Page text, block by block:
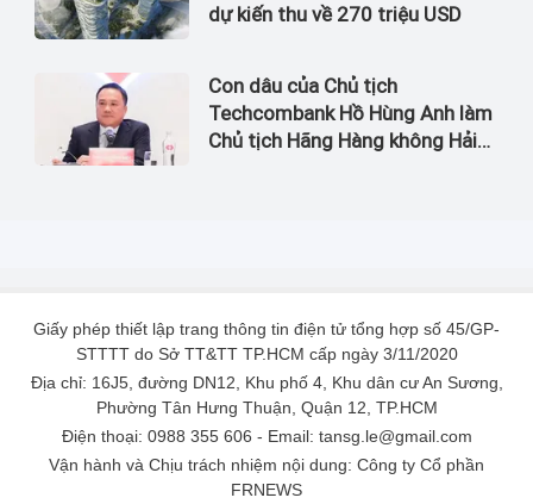
dự kiến thu về 270 triệu USD
Con dâu của Chủ tịch
Techcombank Hồ Hùng Anh làm
Chủ tịch Hãng Hàng không Hải
Giấy phép thiết lập trang thông tin điện tử tổng hợp số 45/GP-
STTTT do Sở TT&TT TP.HCM cấp ngày 3/11/2020
Địa chỉ: 16J5, đường DN12, Khu phố 4, Khu dân cư An Sương,
Phường Tân Hưng Thuận, Quận 12, TP.HCM
Điện thoại: 0988 355 606 - Email: tansg.le@gmail.com
Vận hành và Chịu trách nhiệm nội dung: Công ty Cổ phần
FRNEWS